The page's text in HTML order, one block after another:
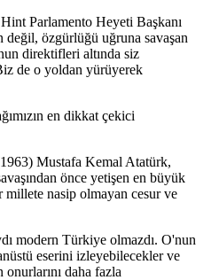
Parlamento Heyeti Başkanı
özgürlüğü uğruna savaşan
direktifleri altında siz
de o yoldan yürüyerek
en dikkat çekici
Mustafa Kemal Atatürk,
önce yetişen en büyük
nasip olmayan cesur ve
modern Türkiye olmazdı. O'nun
eserini izleyebilecekler ve
daha fazla